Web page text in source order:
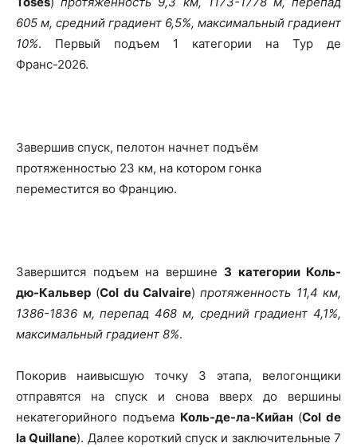
605 м, средний градиент 6,5%, максимальный градиент
10%. Первый подъем 1 категории на Тур де
Франс-2026.
Завершив спуск, пелотон начнет подъём
протяженностью 23 км, на котором гонка
переместится во Францию.
Завершится подъем на вершине 3 категории Коль-
дю-Кальвер (Col du Calvaire)протяженность 11,4 км,
1386-1836 м, перепад 468 м, средний градиент 4,1%,
максимальный градиент 8%.
Покорив наивысшую точку 3 этапа, велогонщики
отправятся на спуск и снова вверх до вершины
некатегорийного подъема Коль-де-ла-Кийан (Col de
la Quillane). Далее короткий спуск и заключительные 7